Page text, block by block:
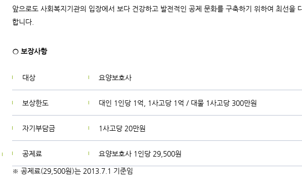
앞으로도 사회복지기관의 입장에서 보다 건강하고 발전적인 공제 문화를 구축하기 위하여 최선을
합니다.
○ 보장사항
대상 요양보호사
보상한도 대인 1인당 1억, 1사고당 1억 / 대물 1사고당 300만원
자기부담금 1사고당 20만원
공제료 요양보호사 1인당 29,500원
※ 공제료(29,500원)는 2013.7.1 기준임